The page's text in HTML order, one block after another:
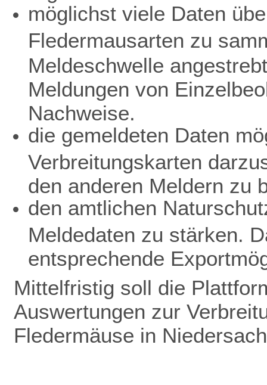
möglichst viele Daten
Fledermausarten zu
Meldeschwelle
Meldungen von
Nachweise.
die gemeldeten Daten
Verbreitungskarten
den anderen Meldern zu
den amtlichen
Meldedaten zu stärken.
entsprechende
Mittelfristig soll die
Auswertungen zur
Fledermäuse in